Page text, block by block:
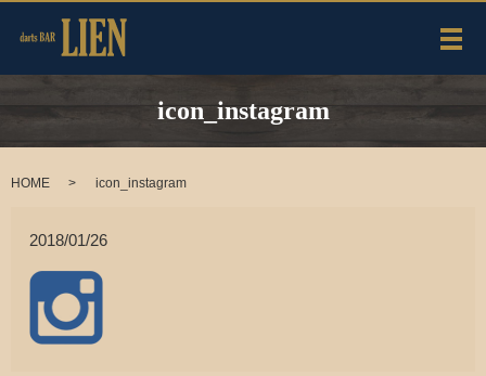
メ
icon_instagram
HOME icon_instagram
2018/01/26